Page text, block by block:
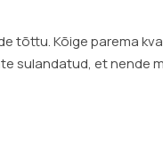
tõttu. Kõige parema
sulandatud, et nende